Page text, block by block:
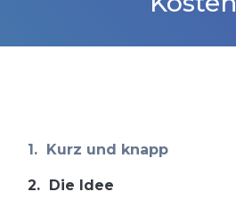
1. Kurz und knapp
2. Die Idee